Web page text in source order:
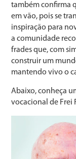
também confirma
em vão, pois se
inspiração para
a comunidade
frades que, com
construir um
mantendo vivo o
Abaixo, conheça
vocacional de Frei